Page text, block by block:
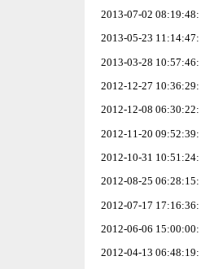
2013-07-02 08:19:48:
2013-05-23 11:14:47:
2013-03-28 10:57:46:
2012-12-27 10:36:29:
2012-12-08 06:30:22:
2012-11-20 09:52:39:
2012-10-31 10:51:24:
2012-08-25 06:28:15:
2012-07-17 17:16:36:
2012-06-06 15:00:00:
2012-04-13 06:48:19: